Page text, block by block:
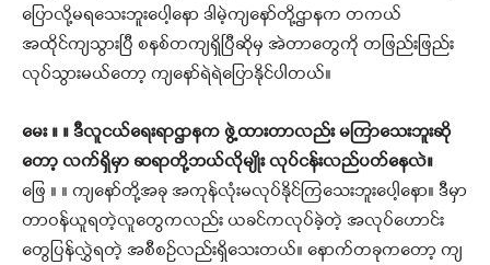
ပြောလို့မရသေးဘူးပေါ့နော ဒါမဲ့ကျနော်တို့ဌာနက တကယ်
အထိုင်ကျသွားပြီ စနစ်တကျရှိပြီဆိုမှ အဲတာတွေကို တဖြည်းဖြည်း
လုပ်သွားမယ်တော့ ကျနော်ရဲရဲပြောနိုင်ပါတယ်။
မေး ။ ။ ဒီလူငယ်ရေးရာဌာနက ဖွဲ့ထားတာလည်း မကြာသေးဘူးဆို
တော့ လက်ရှိမှာ ဆရာတို့ဘယ်လိုမျိုး လုပ်ငန်းလည်ပတ်နေလဲ။
ဖြေ ။ ။ ကျနော်တို့အခု အကုန်လုံးမလုပ်နိုင်ကြသေးဘူးပေါ့နော။ ဒီမှာ
တာဝန်ယူရတဲ့လူတွေကလည်း ယခင်ကလုပ်ခဲ့တဲ့ အလုပ်ဟောင်း
တွေပြန်လွှဲရတဲ့ အစီစဉ်လည်းရှိသေးတယ်။ နောက်တခုကတော့ ကျ